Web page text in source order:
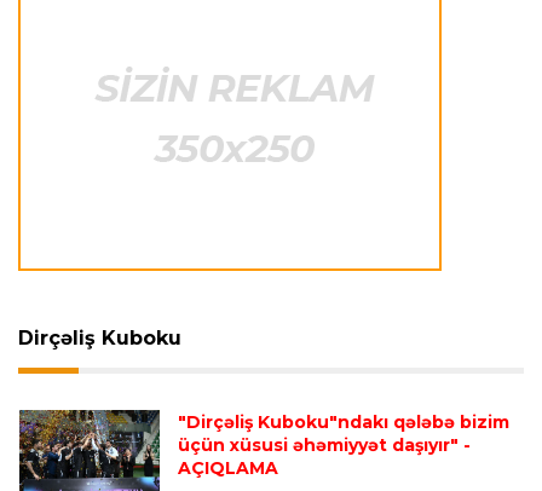
Lukaku ilə "Monako" arasında danışıqlar
Transfer 23:09 07.08.2026
hazırlaşır
"Real" argentinalı futbolçusunu "Fiorentina"ya
icarəyə göndərdi
Dirçəliş Kuboku
"Dirçəliş Kuboku"ndakı qələbə bizim
üçün xüsusi əhəmiyyət daşıyır" -
AÇIQLAMA